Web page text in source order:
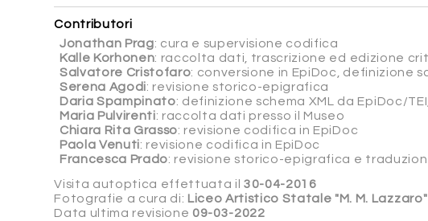
Contributori
Jonathan Prag: cura e supervisione codifica
Kalle Korhonen: raccolta dati, trascrizione ed edizione
Salvatore Cristofaro: conversione in EpiDoc, definizione
Serena Agodi: revisione storico-epigrafica
Daria Spampinato: definizione schema XML da EpiDoc/
Maria Pulvirenti: raccolta dati presso il Museo
Chiara Rita Grasso: revisione codifica in EpiDoc
Paola Venuti: revisione codifica in EpiDoc
Francesca Prado: revisione storico-epigrafica e
Visita autoptica effettuata il30-04-2016
Fotografie a cura di: Liceo Artistico Statale "M. M.
Data ultima revisione 09-03-2022